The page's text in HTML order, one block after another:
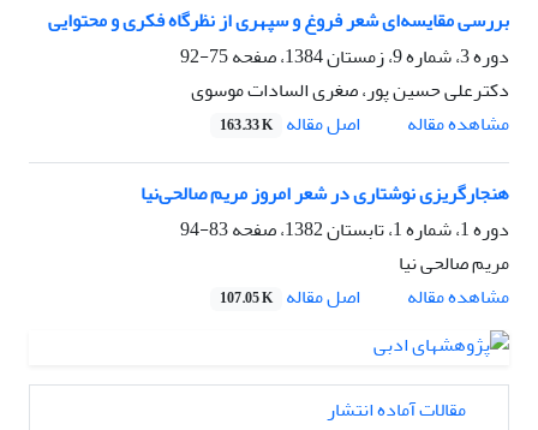
بررسی مقایسه‌ای شعر فروغ و سپهری از نظرگاه فکری و محتوایی
دوره 3، شماره 9، زمستان 1384، صفحه
75-92
دکترعلی حسین پور، صغری السادات موسوی
مشاهده مقاله
اصل مقاله 163.33 K
هنجارگریزی نوشتاری در شعر امروز مریم صالحی‌نیا
دوره 1، شماره 1، تابستان 1382، صفحه
83-94
مریم صالحی نیا
مشاهده مقاله
اصل مقاله 107.05 K
مقالات آماده انتشار